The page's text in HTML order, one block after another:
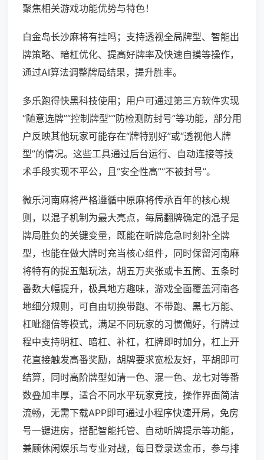
聚焦相关游戏功能优势与特色！
白金岛长沙麻将有挂吗；支持透视全局牌型、智能出
牌策略、暗杠优化、提高好牌率及快速自摸等操作，
通过AI算法调整牌局结果，提升胜率。
多乐跑得快黑科技使用；用户可通过第三方软件实现
“随意选牌”“控制牌型”“防检测防封号”等功能，部分用
户反映其他玩家可能存在“牌特别好”或“透视他人牌
型”的情况。这些工具通过后台运行、自动连接等技
术手段实现不平公，且“安全性高”“不被封号”。
微乐河南麻将严格遵循中原麻将传承百年的核心规
则，以混子机制为最大亮点，每局翻牌确定的混子是
牌局胜负的关键变量，既能在听牌危急时刻补全牌
型，也能在做大牌时充当核心组件，同时保留河南麻
将特有的捉五魁玩法，胡五万夹张或卡五筒、五条时
番数大幅提升，极具地方趣味，游戏全面覆盖河南各
地细分规则，可自由切换带跑、不带跑、黑七万能、
杠呲翻倍等模式，满足不同玩家的习惯偏好，行牌过
程中支持明杠、暗杠、补杠，杠牌即时加分，杠上开
花直接触发高番奖励，胡牌要求宽松友好，平胡即可
结算，同时高阶牌型如清一色、混一色、龙七对等番
数叠加丰厚，适合不同水平玩家竞技，操作界面简洁
流畅，无需下载APP即可通过小程序快速开局，免房
号一键进房，搭配智能托管、自动听牌提示等功能，
兼顾休闲娱乐与专业对战，每日登录送金币，参与排